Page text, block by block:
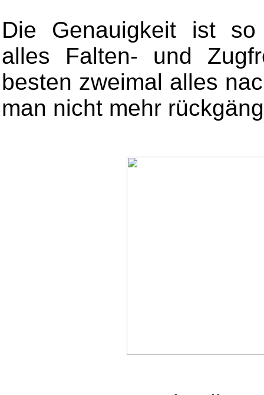
Die Genauigkeit ist
alles Falten- und
besten zweimal alles
man nicht mehr